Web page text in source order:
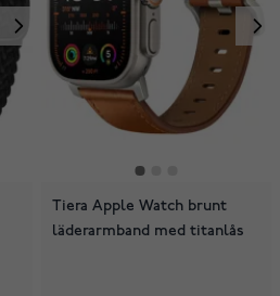
Tiera Apple Watch brunt
läderarmband med titanlås